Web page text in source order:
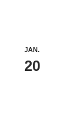
JAN.
20